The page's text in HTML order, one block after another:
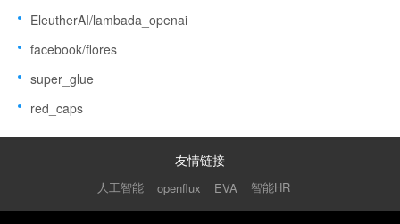
EleutherAI/lambada_openai
facebook/flores
super_glue
red_caps
友情链接
人工智能 openflux EVA 智能HR